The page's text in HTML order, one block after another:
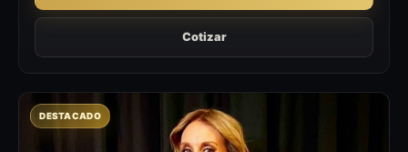
Cotizar
DESTACADO